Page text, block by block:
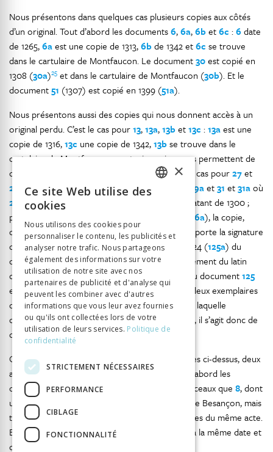
Nous présentons dans quelques cas plusieurs copies aux côtés
d’un original. Tout d’abord les documents6,6a,6bet6c :6date
de 1265,6aest une copie de 1313,6bde 1342 et6c se trouve
dans le cartulaire de Montfaucon. Le document30est copié en
1308 (30a)25 et dans le cartulaire de Montfaucon (30b). Et le
document51 (1307) est copié en 1399 (51a).
Nous présentons aussi des copies qui nous donnent accès à un
original perdu. C’est le cas pour13,13a,13bet13c :13aest une
copie de 1316,13c une copie de 1342,13bse trouve dans le
cartulaire de Montfaucon ; ces trois copies nous permettent de
dire que l’original (
) date de 1271. C’est aussi le cas pour27et
27a où 27aest une copie de 1315 ; pour 29aet31 et31aoù
29a et31aproviennent d’un même manuscrit datant de 1300 ;
pour
66a), la copie,
dont le protocole et l’eschatocole sont en latin, porte la signature
de Jean de Louhans. Il signe aussi la copie de 1324 (125a) du
document125 daté de 1322 ;125apropose également du latin
dans ces deux mêmes parties de l’acte. Le cas du document125
est particulier, car les copies125bet125c
sont deux exemplaires
de la copie d’une seule clause du document
, laquelle
concerne directement le seigneur de Neuchâtel, il s’agit donc de
deux exemplaires de la même copie.
Outre les copies du cartulaire et les copies listées ci-dessus, deux
actes sont connus par deux exemplaires. Tout d’abord les
documents8et8b: ce dernier porte d’autres sceaux que 8, dont
un conservé, celui de Jean, abbé de Saint-Paul de Besançon, mais
tout porte à croire qu’il s’agit de deux exemplaires du même acte.
Ensuite, les documents16et
qui sont émis à la même date et
qui portent les mêmes sceaux.
ITALIAN
×
Ce site Web utilise des
cookies
Nous utilisons des cookies pour
personnaliser le contenu, les publicités et
analyser notre trafic. Nous partageons
également des informations sur votre
utilisation de notre site avec nos
partenaires de publicité et d'analyse qui
peuvent les combiner avec d'autres
informations que vous leur avez fournies
ou qu'ils ont collectées lors de votre
utilisation de leurs services. Politique de
confidentialité
STRICTEMENT NÉCESSAIRES
PERFORMANCE
CIBLAGE
FONCTIONNALITÉ